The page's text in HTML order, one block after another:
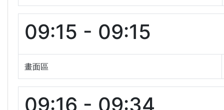
09:15 - 09:15
畫面區
09:16 - 09:34